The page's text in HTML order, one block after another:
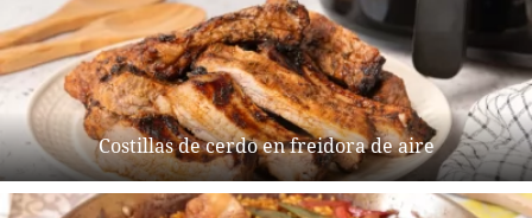
Costillas de cerdo en freidora de aire